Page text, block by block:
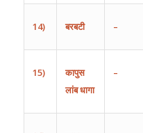
14) बरबटी –
15)
कापुस
लांबधागा
–